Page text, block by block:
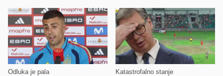
Odluka je pala Katastrofalno stanje